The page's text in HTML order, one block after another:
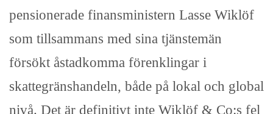
pensionerade finansministern Lasse Wiklöf
som tillsammans med sina tjänstemän
försökt åstadkomma förenklingar i
skattegränshandeln, både på lokal och global
nivå. Det är definitivt inte Wiklöf & Co:s fel